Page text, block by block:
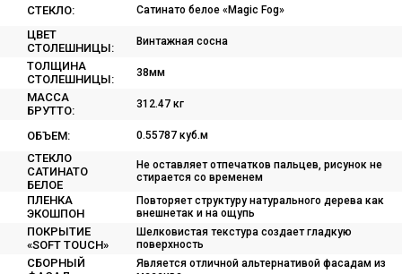
СТЕКЛО: Сатинато белое «Magic Fog»
ЦВЕТ
СТОЛЕШНИЦЫ:
Винтажная сосна
ТОЛЩИНА
СТОЛЕШНИЦЫ:
38мм
МАССА
БРУТТО:
312.47 кг
ОБЪЕМ: 0.55787 куб.м
СТЕКЛО
САТИНАТО
БЕЛОЕ
Не оставляет отпечатков пальцев, рисунок не
стирается со временем
ПЛЕНКА
ЭКОШПОН
Повторяет структуру натурального дерева как
внешнетак и на ощупь
ПОКРЫТИЕ
«SOFT TOUCH»
Шелковистая текстура создает гладкую
поверхность
СБОРНЫЙ
Является отличной альтернативой фасадам из